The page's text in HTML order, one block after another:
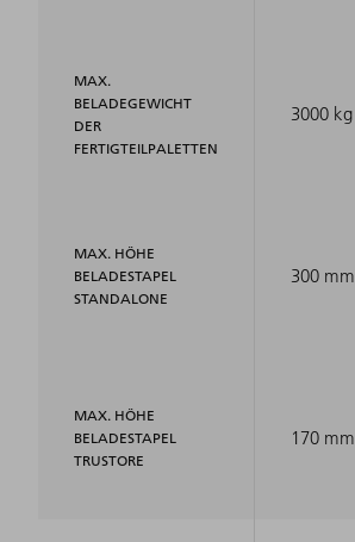
MAX.
BELADEGEWICHT
DER
FERTIGTEILPALETTEN
MAX. HÖHE
BELADESTAPEL
STANDALONE
MAX. HÖHE
BELADESTAPEL
TRUSTORE
3000 kg
300 mm
170 mm